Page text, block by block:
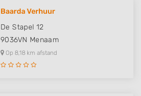
Baarda Verhuur
De Stapel 12
9036VN Menaam
Op 8,18 km afstand